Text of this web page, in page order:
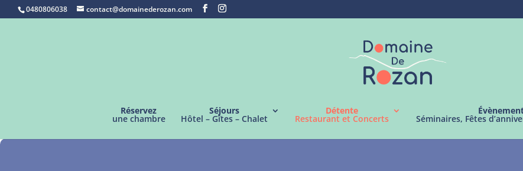
0480806038 contact@domainederozan.com
Réservez
une chambre
Séjours
Hôtel – Gîtes – Chalet
Détente
Restaurant et Concerts Séminaires, Fêtes